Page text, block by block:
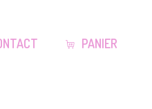
PANIER